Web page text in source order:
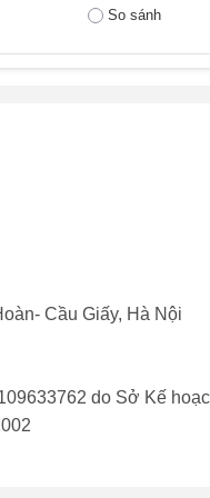
sai lệch. Để xử lý triệt
có thể dẫn đến tình
thay vì các biện pháp
ống kính
độ ẩm cao là điều
tố này là nguyên nhân
rửa đốm camera sau
này, giúp ảnh trong hơn.
So sánh
Cầu Giấy, Hà Nội
do Sở Kế